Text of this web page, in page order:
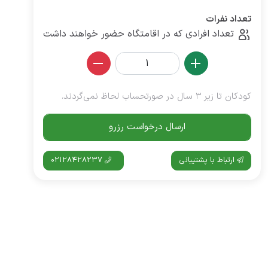
تعداد نفرات
تعداد افرادی که در اقامتگاه حضور خواهند داشت
کودکان تا زیر 3 سال در صورتحساب لحاظ نمی‌گردند.
ارسال درخواست رزرو
ارتباط با پشتیبانی